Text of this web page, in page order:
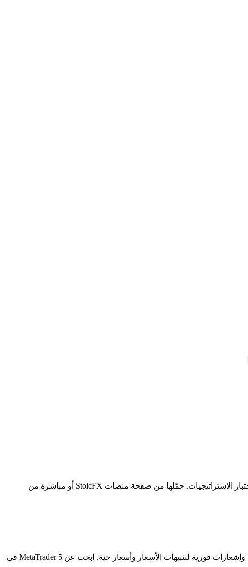
نسخة سطح المكتب توفر تجربة MT5 الكاملة: رسوم بيانية متقدمة ومستشارون آليون ومؤشرات مخصصة ودعم شاشات متعددة واختبار الاستراتيجيات. حمّلها من صفحة منصات StoicFX أو مباشرة من
تطبيق MT5 للجوال يتيح لك مراقبة المراكز ووضع الصفقات وعرض الرسوم البيانية من هاتفك أو تابلتك. يتضمن مؤشرات فنية مدمجة وإشعارات فورية لتنبيهات الأسعار وأسعار حية. ابحث عن MetaTrader 5 في